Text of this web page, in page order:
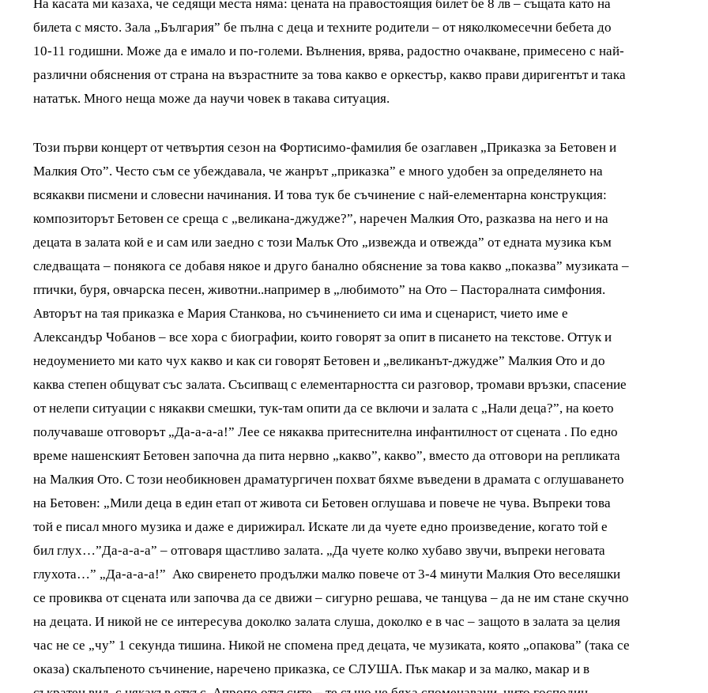
На касата ми казаха, че седящи места няма: цената на правостоящия билет бе 8 лв – същата като на
билета с място. Зала „България” бе пълна с деца и техните родители – от няколкомесечни бебета до
10-11 годишни. Може да е имало и по-големи. Вълнения, врява, радостно очакване, примесено с най-
различни обяснения от страна на възрастните за това какво е оркестър, какво прави диригентът и така
нататък. Много неща може да научи човек в такава ситуация.
Този първи концерт от четвъртия сезон на Фортисимо-фамилия бе озаглавен „Приказка за Бетовен и
Малкия Ото”. Често съм се убеждавала, че жанрът „приказка” е много удобен за определянето на
всякакви писмени и словесни начинания. И това тук бе съчинение с най-елементарна конструкция:
композиторът Бетовен се среща с „великана-джудже?”, наречен Малкия Ото, разказва на него и на
децата в залата кой е и сам или заедно с този Малък Ото „извежда и отвежда” от едната музика към
следващата – понякога се добавя някое и друго банално обяснение за това какво „показва” музиката –
птички, буря, овчарска песен, животни..например в „любимото” на Ото – Пасторалната симфония.
Авторът на тая приказка е Мария Станкова, но съчинението си има и сценарист, чието име е
Александър Чобанов – все хора с биографии, които говорят за опит в писането на текстове. Оттук и
недоумението ми като чух какво и как си говорят Бетовен и „великанът-джудже” Малкия Ото и до
каква степен общуват със залата. Съсипващ с елементарността си разговор, тромави връзки, спасение
от нелепи ситуации с някакви смешки, тук-там опити да се включи и залата с „Нали деца?”, на което
получаваше отговорът „Да-а-а-а!” Лее се някаква притеснителна инфантилност от сцената . По едно
време нашенският Бетовен започна да пита нервно „какво”, какво”, вместо да отговори на репликата
на Малкия Ото. С този необикновен драматургичен похват бяхме въведени в драмата с оглушаването
на Бетовен: „Мили деца в един етап от живота си Бетовен оглушава и повече не чува. Въпреки това
той е писал много музика и даже е дирижирал. Искате ли да чуете едно произведение, когато той е
бил глух…”Да-а-а-а” – отговаря щастливо залата. „Да чуете колко хубаво звучи, въпреки неговата
глухота…” „Да-а-а-а!” Ако свиренето продължи малко повече от 3-4 минути Малкия Ото веселяшки
се провиква от сцената или започва да се движи – сигурно решава, че танцува – да не им стане скучно
на децата. И никой не се интересува доколко залата слуша, доколко е в час – защото в залата за целия
час не се „чу” 1 секунда тишина. Никой не спомена пред децата, че музиката, която „опакова” (така се
оказа) скалъпеното съчинение, наречено приказка, се СЛУША. Пък макар и за малко, макар и в